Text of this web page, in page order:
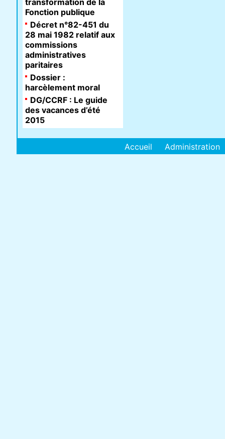
transformation de la
Fonction publique
Décret n°82-451 du
28 mai 1982 relatif aux
commissions
administratives
paritaires
Dossier :
harcèlement moral
DG/CCRF : Le guide
des vacances d’été
2015
Accueil Administration